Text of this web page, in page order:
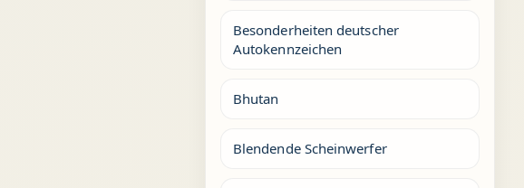
Besonderheiten deutscher
Autokennzeichen
Bhutan
Blendende Scheinwerfer